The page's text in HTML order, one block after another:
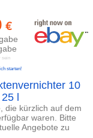
€
sein
starten!
10
l
die kürzlich auf dem
waren. Bitte
Angebote zu